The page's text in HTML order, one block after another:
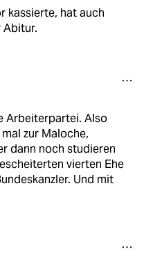
kassierte, hat auch
Abitur.
Arbeiterpartei. Also
zur Maloche,
dann noch studieren
vierten Ehe
Und mit